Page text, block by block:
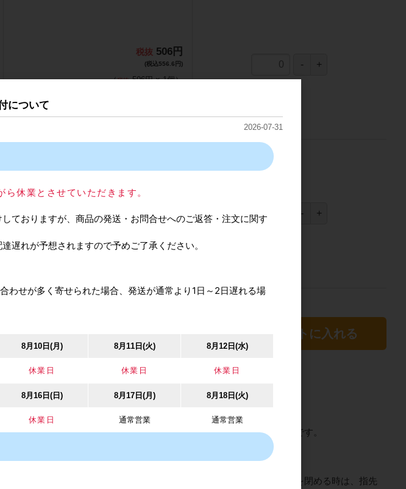
506円
(税込556.6円)
（ 506円×1個）
れるため、変動する場合があります。
カートに入れる
No.562N セイフキャッチ
ワンタッチ操作で扉の開閉ができ、ハンドル、つまみが不要です。
扉を開けるときは、指先で扉を軽く押すだけで開きます。扉を閉める時は、指先
について
2026-07-31
休業とさせていただきます。
ておりますが、商品の発送・お問合せへのご返答・注文に関す
遅れが予想されますので予めご了承ください。
わせが多く寄せられた場合、発送が通常より1日～2日遅れる場
8月10日(月) 8月11日(火) 8月12日(水)
休業日 休業日 休業日
8月16日(日) 8月17日(月) 8月18日(火)
休業日 通常営業 通常営業